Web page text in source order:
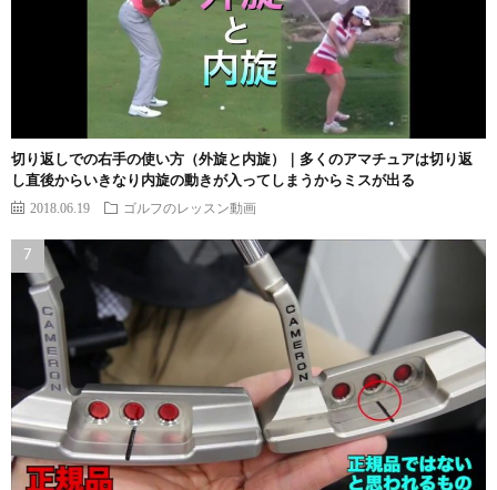
切り返しでの右手の使い方（外旋と内旋）｜多くのアマチュアは切り返
し直後からいきなり内旋の動きが入ってしまうからミスが出る
2018.06.19 ゴルフのレッスン動画